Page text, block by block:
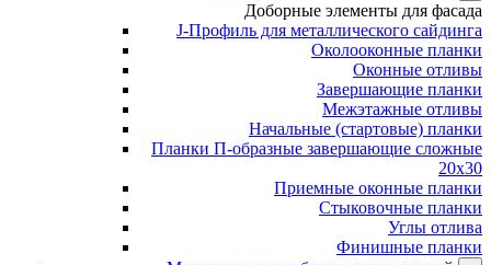
Доборные элементы для фасада
J-Профиль для металлического сайдинга
Околооконные планки
Оконные отливы
Завершающие планки
Межэтажные отливы
Начальные (стартовые) планки
Планки П-образные завершающие сложные
20x30
Приемные оконные планки
Стыковочные планки
Углы отлива
Финишные планки